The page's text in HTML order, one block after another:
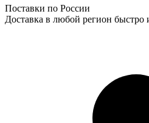
Поставки по России
Доставка в любой регион быстро